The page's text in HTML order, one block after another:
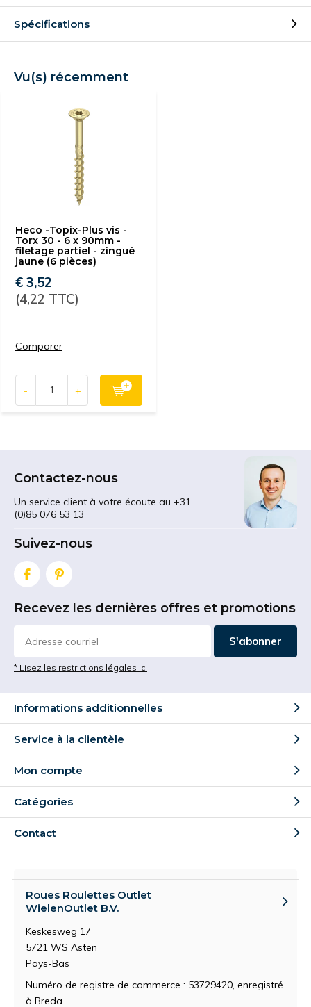
Spécifications
Vu(s) récemment
Heco -Topix-Plus vis -
Torx 30 - 6 x 90mm -
filetage partiel - zingué
jaune (6 pièces)
€ 3,52
(4,22 TTC)
Comparer
- +
Contactez-nous
Un service client à votre écoute au +31
(0)85 076 53 13
Suivez-nous
Recevez les dernières offres et promotions
S'abonner
* Lisez les restrictions légales ici
Informations additionnelles
Service à la clientèle
Mon compte
Catégories
Contact
Roues Roulettes Outlet
WielenOutlet B.V.
Keskesweg 17
5721 WS Asten
Pays-Bas
Numéro de registre de commerce : 53729420, enregistré
à Breda.